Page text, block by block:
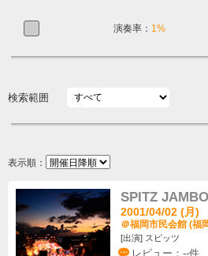
演奏率： 1%
検索範囲
表示順：
SPITZ
2001/04/02 (月)
＠福岡市民会館 (福
[出演] スピッツ
レビュー：--件